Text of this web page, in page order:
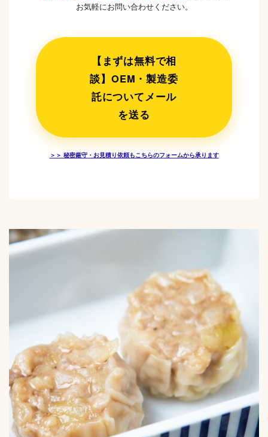
お気軽にお問い合わせください。
【まずは無料で相
談】OEM・製造委
託についてメール
を送る
＞＞ 秘密厳守・お見積り依頼もこちらのフォームから承ります